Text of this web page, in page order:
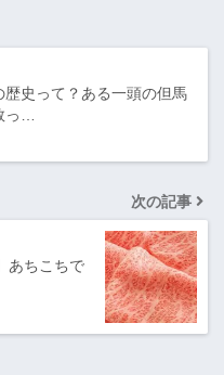
史って？ある一頭の但馬
っ…
次の記事
あちこちで